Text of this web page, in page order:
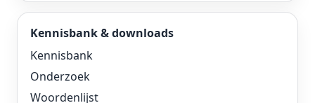
Kennisbank & downloads
Kennisbank
Onderzoek
Woordenlijst